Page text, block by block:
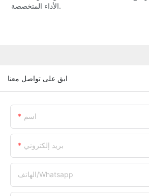
الأداء المتخصصة.
ابق على تواصل معنا
اسم
بريد إلكتروني
الهاتف/whatsapp